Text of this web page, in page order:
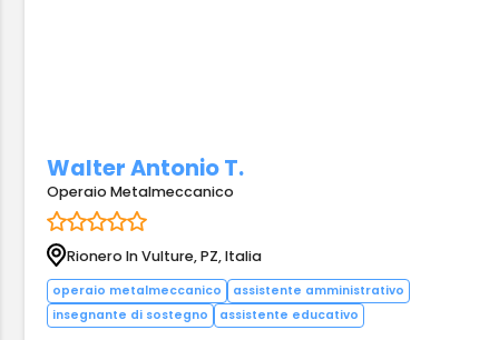
Walter Antonio T.
Operaio Metalmeccanico
Rionero In Vulture, PZ, Italia
operaio metalmeccanico
assistente amministrativo
insegnante di sostegno
assistente educativo